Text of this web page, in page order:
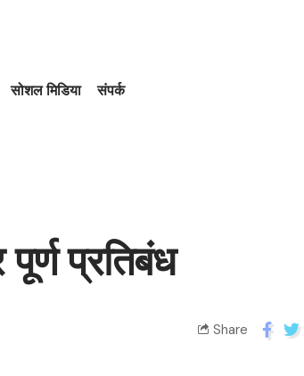
सोशल मिडिया संपर्क
प्रतिबंध
Share